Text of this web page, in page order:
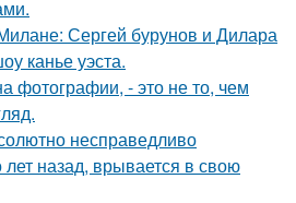
Сергей бурунов и Дилара
канье уэста.
фотографии, - это не то, чем
несправедливо
назад, врывается в свою